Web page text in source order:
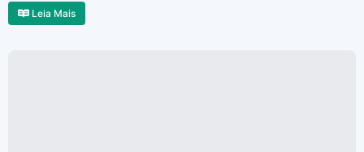
Leia Mais